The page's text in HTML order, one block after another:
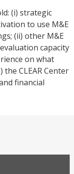
(i) strategic
to use M&E
(ii) other M&E
capacity
on what
CLEAR Center
financial